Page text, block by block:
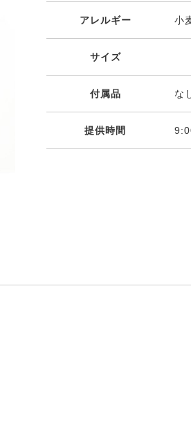
アレルギー 小
サイズ
付属品 な
提供時間